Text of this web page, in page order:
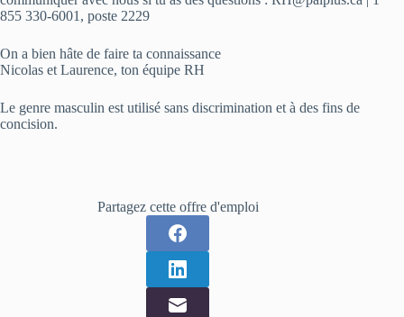
855 330-6001, poste 2229
On a bien hâte de faire ta connaissance
Nicolas et Laurence, ton équipe RH
Le genre masculin est utilisé sans discrimination et à des fins de
concision.
Partagez cette offre d'emploi